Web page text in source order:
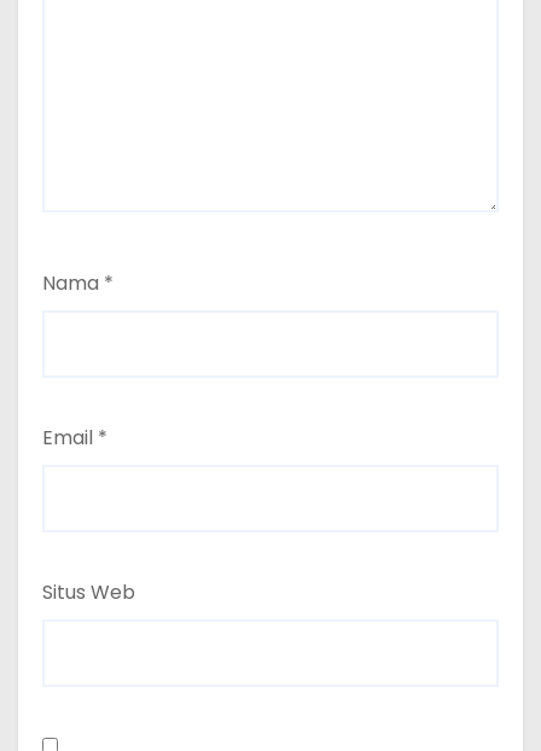
Nama *
Email *
Situs Web